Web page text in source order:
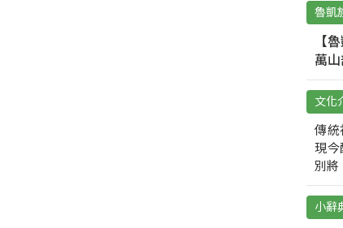
魯凱
【
萬
文化
傳統
現今
別將
小辭